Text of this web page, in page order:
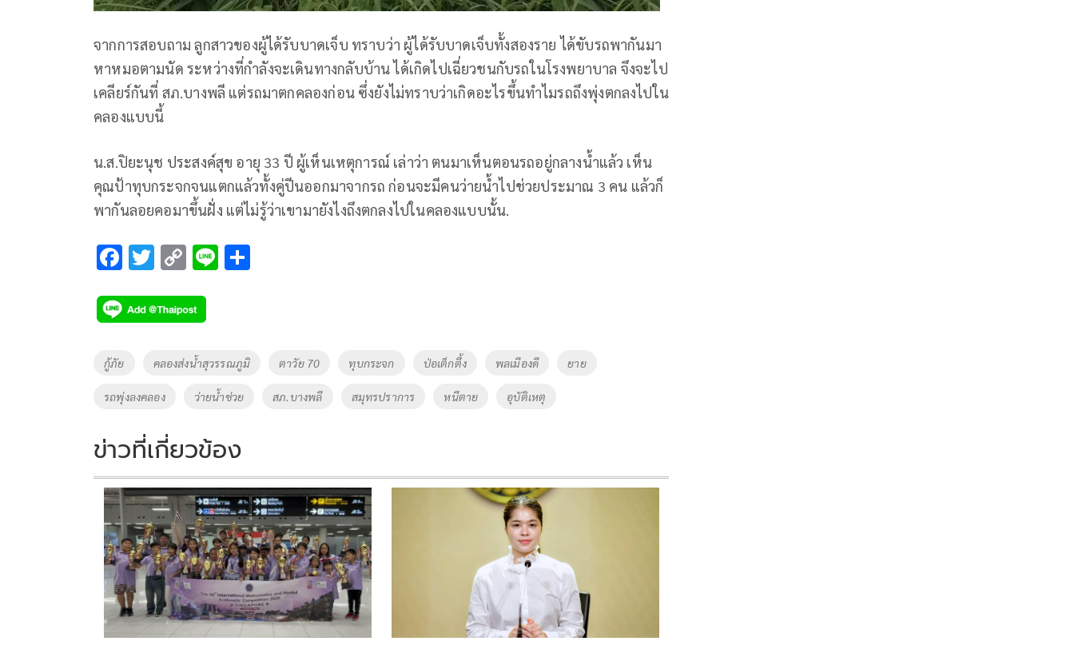
จากการสอบถาม ลูกสาวของผู้ได้รับบาดเจ็บ ทราบว่า ผู้ได้รับบาดเจ็บทั้งสองราย ได้ขับรถพากันมา
หาหมอตามนัด ระหว่างที่กำลังจะเดินทางกลับบ้าน ได้เกิดไปเฉี่ยวชนกับรถในโรงพยาบาล จึงจะไป
เคลียร์กันที่ สภ.บางพลี แต่รถมาตกคลองก่อน ซึ่งยังไม่ทราบว่าเกิดอะไรขึ้นทำไมรถถึงพุ่งตกลงไปใน
คลองแบบนี้
น.ส.ปิยะนุช ประสงค์สุข อายุ 33 ปี ผู้เห็นเหตุการณ์ เล่าว่า ตนมาเห็นตอนรถอยู่กลางน้ำแล้ว เห็น
คุณป้าทุบกระจกจนแตกแล้วทั้งคู่ปีนออกมาจากรถ ก่อนจะมีคนว่ายน้ำไปช่วยประมาณ 3 คน แล้วก็
พากันลอยคอมาขึ้นฝั่ง แต่ไม่รู้ว่าเขามายังไงถึงตกลงไปในคลองแบบนั้น.
F
e
b
o
o
k
T
tt
er
C
p
y
Li
n
k
Li
Tags
กู้ภัย คลองส่งน้ำสุวรรณภูมิ ตาวัย 70 ทุบกระจก ป่อเต็กตึ้ง พลเมืองดี ยาย
รถพุ่งลงคลอง ว่ายน้ำช่วย สภ.บางพลี สมุทรปราการ หนีตาย อุบัติเหตุ
ข่าวที่เกี่ยวข้อง